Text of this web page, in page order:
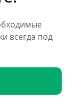
всегда под
закон
Этот
легальные